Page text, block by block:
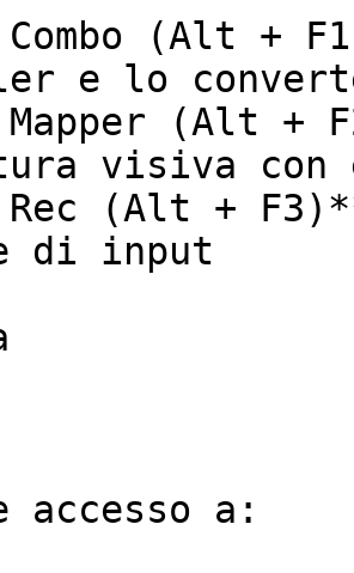
Combo (Alt
e lo
Mapper (Alt +
visiva con
Rec (Alt +
di input
accesso a: